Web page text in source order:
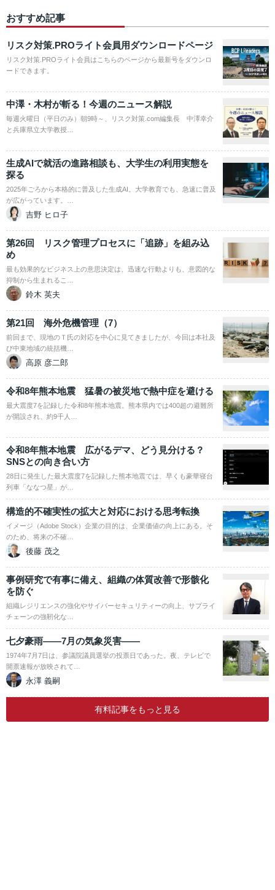
おすすめ記事
リスク対策.PROライト会員用ダウンロードページ
リスク対策.PROライト会員はこちらのページから最新号をダウンロ
ードできます。
中澤・木村が斬る！今週のニュース解説
毎週火曜日（平日のみ）朝9時～、リスク対策.com編集長 中澤幸介
と兵庫県立大学教授…
生成AIで就活の進路相談も、大学生の利用実態を
探る
2025年ごろから本格的に普及した生成AI。大学教育でも、急速に普及
が広がっています。…
吉野 ヒロ子
第26回 リスク管理プロセスに「追跡」を組み込
め
最も効果的なビジネス上の意思決定は、迅速な行動よりも、意図的な
抑制から生まれるこ…
鈴木 英夫
第21回 海外危機管理（7）
前回まで、現地のＴ氏の対応を中心に見てきましたが、今回は本社及
び中東地域の統括機…
高原 彦二郎
令和8年熊本地震 猛暑の被災地で熱中症を避ける
最大震度7を記録した令和8年熊本地震。熊本県内では400超の避難所
が開設され、約9千人…
令和8年熊本地震 広がるデマ、どう見分ける？
SNSとの向き合い方
28日に発生した最大震度7を記録した熊本地震では、早くも豪華寝台
列車「ななつ星」が…
構造的不確実性の拡大と対応における思考転換
イメージ（Adobe Stock）企業の目的は、企業価値の向上にある。そ
のため、将来の不確…
後藤 茂之
事例研究で有事に備え、組織の体質改善で形骸化
を防ぐ
組織レジリエンスの強化やサイバーセキュリティーの向上、サプライ
チェーンの強靭化な…
七夕豪雨――7月の気象災害――
1974年7月7日は、参議院議員選挙の投票日であった。夜、テレビで
開票速報が放映されて…
永澤 義嗣
有料記事をもっと見る